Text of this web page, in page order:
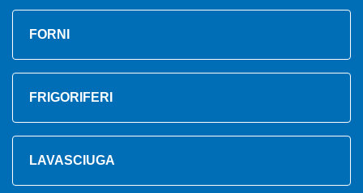
FORNI
FRIGORIFERI
LAVASCIUGA